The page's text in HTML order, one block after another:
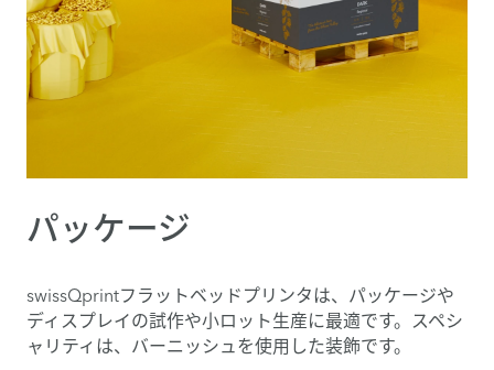
パッケージ
swissQprintフラットベッドプリンタは、パッケージや
ディスプレイの試作や小ロット生産に最適です。スペシ
ャリティは、バーニッシュを使用した装飾です。